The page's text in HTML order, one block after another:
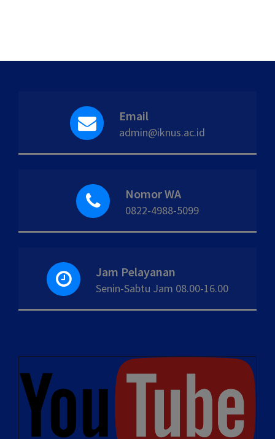
Email
admin@iknus.ac.id
Nomor WA
0822-4988-5099
Jam Pelayanan
Senin-Sabtu Jam 08.00-16.00